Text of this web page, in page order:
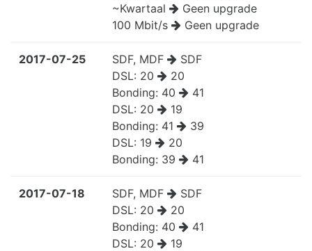
~Kwartaal
Geen upgrade
100 Mbit/s
Geen upgrade
2017-07-25 SDF, MDF
SDF
DSL: 20
20
Bonding: 40
41
DSL: 20
19
Bonding: 41
39
DSL: 19
20
Bonding: 39 41
2017-07-18 SDF, MDF
SDF
DSL: 20
20
Bonding: 40
41
DSL: 20
19